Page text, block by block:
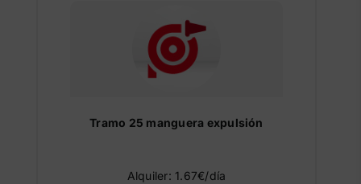
Tramo 25 manguera expulsión
Alquiler: 1.67€/día